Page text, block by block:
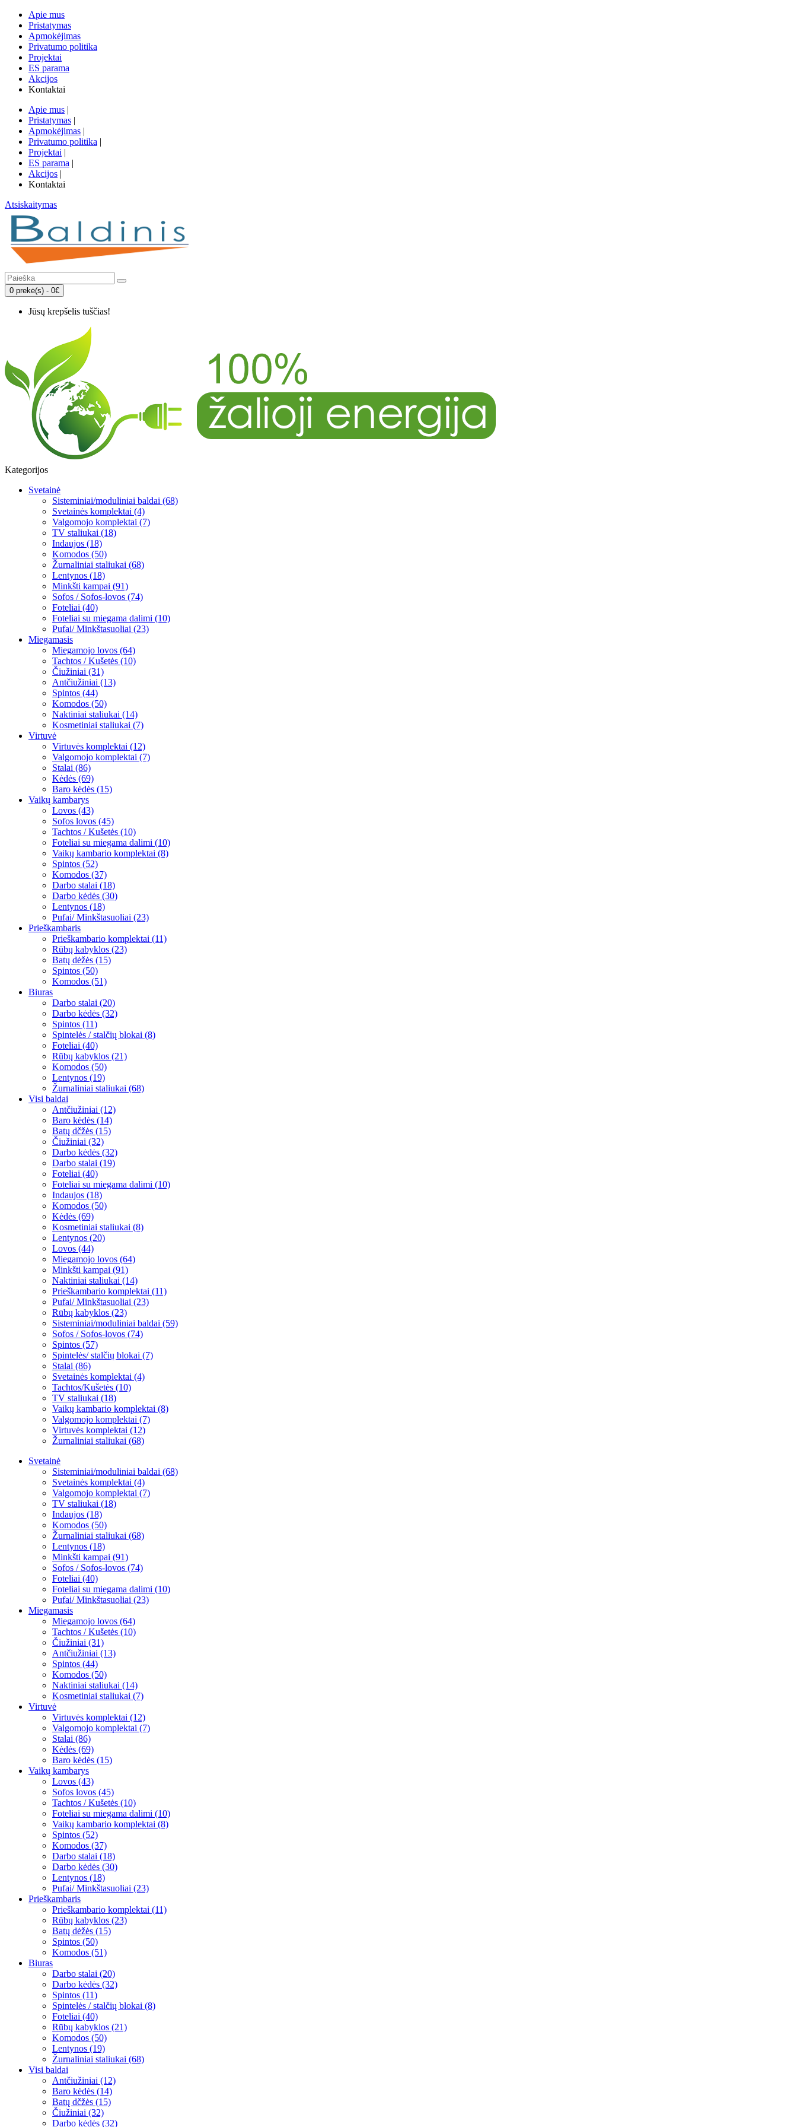
Apie mus
Pristatymas
Apmokėjimas
Privatumo politika
Projektai
ES parama
Akcijos
Kontaktai
Apie mus |
Pristatymas |
Apmokėjimas |
Privatumo politika |
Projektai |
ES parama |
Akcijos |
Kontaktai
Atsiskaitymas
0 prekė(s) - 0€
Jūsų krepšelis tuščias!
Kategorijos
Svetainė
Sisteminiai/moduliniai baldai (68)
Svetainės komplektai (4)
Valgomojo komplektai (7)
TV staliukai (18)
Indaujos (18)
Komodos (50)
Žurnaliniai staliukai (68)
Lentynos (18)
Minkšti kampai (91)
Sofos / Sofos-lovos (74)
Foteliai (40)
Foteliai su miegama dalimi (10)
Pufai/ Minkštasuoliai (23)
Miegamasis
Miegamojo lovos (64)
Tachtos / Kušetės (10)
Čiužiniai (31)
Antčiužiniai (13)
Spintos (44)
Komodos (50)
Naktiniai staliukai (14)
Kosmetiniai staliukai (7)
Virtuvė
Virtuvės komplektai (12)
Valgomojo komplektai (7)
Stalai (86)
Kėdės (69)
Baro kėdės (15)
Vaikų kambarys
Lovos (43)
Sofos lovos (45)
Tachtos / Kušetės (10)
Foteliai su miegama dalimi (10)
Vaikų kambario komplektai (8)
Spintos (52)
Komodos (37)
Darbo stalai (18)
Darbo kėdės (30)
Lentynos (18)
Pufai/ Minkštasuoliai (23)
Prieškambaris
Prieškambario komplektai (11)
Rūbų kabyklos (23)
Batų dėžės (15)
Spintos (50)
Komodos (51)
Biuras
Darbo stalai (20)
Darbo kėdės (32)
Spintos (11)
Spintelės / stalčių blokai (8)
Foteliai (40)
Rūbų kabyklos (21)
Komodos (50)
Lentynos (19)
Žurnaliniai staliukai (68)
Visi baldai
Antčiužiniai (12)
Baro kėdės (14)
Batų dčžės (15)
Čiužiniai (32)
Darbo kėdės (32)
Darbo stalai (19)
Foteliai (40)
Foteliai su miegama dalimi (10)
Indaujos (18)
Komodos (50)
Kėdės (69)
Kosmetiniai staliukai (8)
Lentynos (20)
Lovos (44)
Miegamojo lovos (64)
Minkšti kampai (91)
Naktiniai staliukai (14)
Prieškambario komplektai (11)
Pufai/ Minkštasuoliai (23)
Rūbų kabyklos (23)
Sisteminiai/moduliniai baldai (59)
Sofos / Sofos-lovos (74)
Spintos (57)
Spintelės/ stalčių blokai (7)
Stalai (86)
Svetainės komplektai (4)
Tachtos/Kušetės (10)
TV staliukai (18)
Vaikų kambario komplektai (8)
Valgomojo komplektai (7)
Virtuvės komplektai (12)
Žurnaliniai staliukai (68)
Svetainė
Sisteminiai/moduliniai baldai (68)
Svetainės komplektai (4)
Valgomojo komplektai (7)
TV staliukai (18)
Indaujos (18)
Komodos (50)
Žurnaliniai staliukai (68)
Lentynos (18)
Minkšti kampai (91)
Sofos / Sofos-lovos (74)
Foteliai (40)
Foteliai su miegama dalimi (10)
Pufai/ Minkštasuoliai (23)
Miegamasis
Miegamojo lovos (64)
Tachtos / Kušetės (10)
Čiužiniai (31)
Antčiužiniai (13)
Spintos (44)
Komodos (50)
Naktiniai staliukai (14)
Kosmetiniai staliukai (7)
Virtuvė
Virtuvės komplektai (12)
Valgomojo komplektai (7)
Stalai (86)
Kėdės (69)
Baro kėdės (15)
Vaikų kambarys
Lovos (43)
Sofos lovos (45)
Tachtos / Kušetės (10)
Foteliai su miegama dalimi (10)
Vaikų kambario komplektai (8)
Spintos (52)
Komodos (37)
Darbo stalai (18)
Darbo kėdės (30)
Lentynos (18)
Pufai/ Minkštasuoliai (23)
Prieškambaris
Prieškambario komplektai (11)
Rūbų kabyklos (23)
Batų dėžės (15)
Spintos (50)
Komodos (51)
Biuras
Darbo stalai (20)
Darbo kėdės (32)
Spintos (11)
Spintelės / stalčių blokai (8)
Foteliai (40)
Rūbų kabyklos (21)
Komodos (50)
Lentynos (19)
Žurnaliniai staliukai (68)
Visi baldai
Antčiužiniai (12)
Baro kėdės (14)
Batų dčžės (15)
Čiužiniai (32)
Darbo kėdės (32)